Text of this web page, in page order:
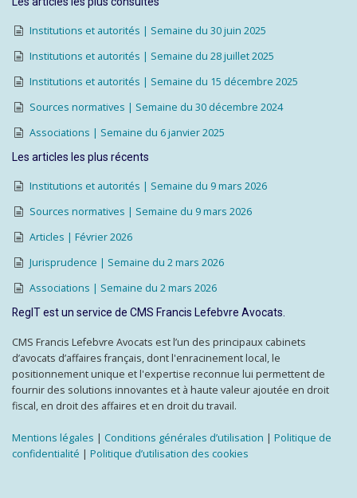
Institutions et autorités | Semaine du 30 juin 2025
Institutions et autorités | Semaine du 28 juillet 2025
Institutions et autorités | Semaine du 15 décembre 2025
Sources normatives | Semaine du 30 décembre 2024
Associations | Semaine du 6 janvier 2025
Les articles les plus récents
Institutions et autorités | Semaine du 9 mars 2026
Sources normatives | Semaine du 9 mars 2026
Articles | Février 2026
Jurisprudence | Semaine du 2 mars 2026
Associations | Semaine du 2 mars 2026
RegIT est un service de CMS Francis Lefebvre Avocats.
CMS Francis Lefebvre Avocats est l’un des principaux cabinets
d’avocats d’affaires français, dont l'enracinement local, le
positionnement unique et l'expertise reconnue lui permettent de
fournir des solutions innovantes et à haute valeur ajoutée en droit
fiscal, en droit des affaires et en droit du travail.
Mentions légales | Conditions générales d’utilisation | Politique de
confidentialité | Politique d’utilisation des cookies